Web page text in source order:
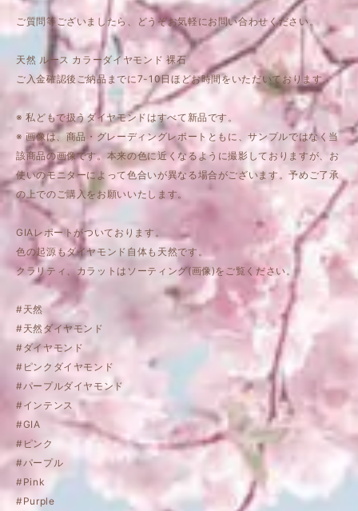
ご質問等ございましたら、どうぞお気軽にお問い合わせください。
天然 ルース カラーダイヤモンド 裸石
ご入金確認後ご納品までに7-10日ほどお時間をいただいております。
※ 私どもで扱うダイヤモンドはすべて新品です。
※ 画像は、商品・グレーディングレポートともに、サンプルではなく当
該商品の画像です。本来の色に近くなるように撮影しておりますが、お
使いのモニターによって色合いが異なる場合がございます。予めご了承
の上でのご購入をお願いいたします。
GIAレポートがついております。
色の起源もダイヤモンド自体も天然です。
クラリティ、カラットはソーティング(画像)をご覧ください。
#天然
#天然ダイヤモンド
#ダイヤモンド
#ピンクダイヤモンド
#パープルダイヤモンド
#インテンス
#GIA
#ピンク
#パープル
#Pink
#Purple